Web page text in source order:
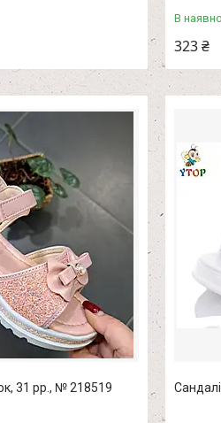
В
323 ₴
31 рр., № 218519